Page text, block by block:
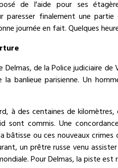
de l'aide pour ses
paresser finalement une
journée en fait. Quelques
Delmas, de la Police judiciaire
banlieue parisienne. Un
à des centaines de
sont commis. Une
bâtisse ou ces nouveaux
un prêtre russe venu
Pour Delmas, la piste est